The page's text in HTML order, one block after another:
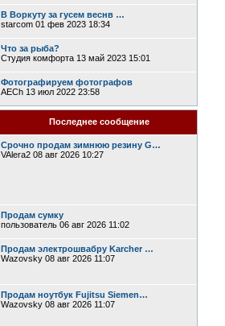
В Воркуту за гусем веснв …
starcom 01 фев 2023 18:34
Что за рыба?
Студия комфорта 13 май 2023 15:01
Фотографируем фотографов
AECh 13 июл 2022 23:58
Последнее сообщение
Срочно продам зимнюю резину G…
VAlera2 08 авг 2026 10:27
Продам сумку
пользователь 06 авг 2026 11:02
Продам электрошвабру Karcher …
Wazovsky 08 авг 2026 11:07
Продам ноутбук Fujitsu Siemen…
Wazovsky 08 авг 2026 11:07